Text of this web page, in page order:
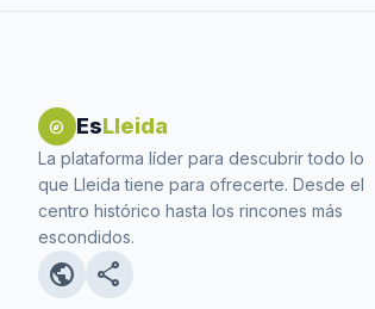
explore EsLleida
La plataforma líder para descubrir todo lo
que Lleida tiene para ofrecerte. Desde el
centro histórico hasta los rincones más
escondidos.
public share